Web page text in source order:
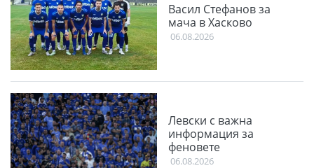
Васил Стефанов за
мача в Хасково
06.08.2026
Левски с важна
информация за
феновете
06.08.2026